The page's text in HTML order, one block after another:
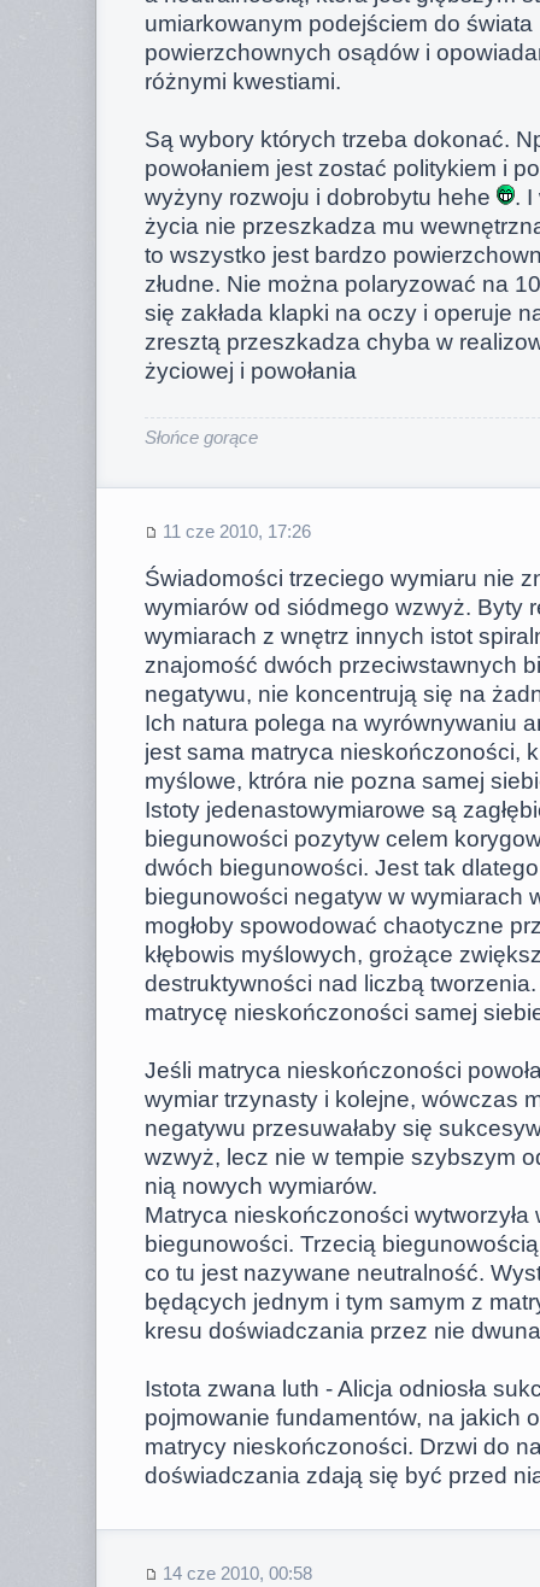
umiarkowanym podejściem do
powierzchownych osądów i
różnymi kwestiami.
Są wybory których trzeba dokonać.
powołaniem jest zostać politykiem i
wyżyny rozwoju i dobrobytu hehe
. I
życia nie przeszkadza mu
to wszystko jest bardzo
złudne. Nie można polaryzować na
się zakłada klapki na oczy i operuje
zresztą przeszkadza chyba w
życiowej i powołania
Słońce gorące
11 cze 2010, 17:26
Świadomości trzeciego wymiaru nie
wymiarów od siódmego wzwyż. Byty
wymiarach z wnętrz innych istot
znajomość dwóch przeciwstawnych
negatywu, nie koncentrują się na
Ich natura polega na wyrównywaniu
jest sama matryca nieskończoności,
myślowe, ktróra nie pozna samej
Istoty jedenastowymiarowe są
biegunowości pozytyw celem
dwóch biegunowości. Jest tak
biegunowości negatyw w wymiarach
mogłoby spowodować chaotyczne
kłębowis myślowych, grożące
destruktywności nad liczbą
matrycę nieskończoności samej
Jeśli matryca nieskończoności
wymiar trzynasty i kolejne, wówczas
negatywu przesuwałaby się
wzwyż, lecz nie w tempie szybszym
nią nowych wymiarów.
Matryca nieskończoności wytworzyła
biegunowości. Trzecią
co tu jest nazywane neutralność.
będących jednym i tym samym z
kresu doświadczania przez nie
Istota zwana luth - Alicja odniosła
pojmowanie fundamentów, na jakich
matrycy nieskończoności. Drzwi do
doświadczania zdają się być przed
14 cze 2010, 00:58